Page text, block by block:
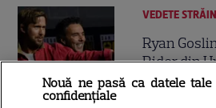
7
VEDETE
Ryan
Rider din
Anunțul
Nouă ne pasă ca datele
confidențiale